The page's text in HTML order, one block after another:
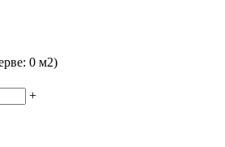
0 м2)
+